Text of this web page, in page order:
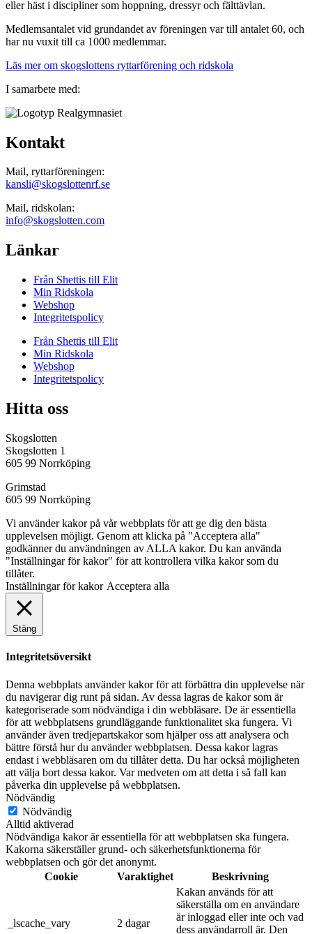
eller häst i discipliner som hoppning, dressyr och fälttävlan.
Medlemsantalet vid grundandet av föreningen var till antalet 60, och
har nu vuxit till ca 1000 medlemmar.
Läs mer om skogslottens ryttarförening och ridskola
I samarbete med:
Kontakt
Mail, ryttarföreningen:
kansli@skogslottenrf.se
Mail, ridskolan:
info@skogslotten.com
Länkar
Från Shettis till Elit
Min Ridskola
Webshop
Integritetspolicy
Från Shettis till Elit
Min Ridskola
Webshop
Integritetspolicy
Hitta oss
Skogslotten
Skogslotten 1
605 99 Norrköping
Grimstad
605 99 Norrköping
Vi använder kakor på vår webbplats för att ge dig den bästa
upplevelsen möjligt. Genom att klicka på "Acceptera alla"
godkänner du användningen av ALLA kakor. Du kan använda
"Inställningar för kakor" för att kontrollera vilka kakor som du
tillåter.
Inställningar för kakor Acceptera alla
Stäng
Integritetsöversikt
Denna webbplats använder kakor för att förbättra din upplevelse när
du navigerar dig runt på sidan. Av dessa lagras de kakor som är
kategoriserade som nödvändiga i din webbläsare. De är essentiella
för att webbplatsens grundläggande funktionalitet ska fungera. Vi
använder även tredjepartskakor som hjälper oss att analysera och
bättre förstå hur du använder webbplatsen. Dessa kakor lagras
endast i webbläsaren om du tillåter detta. Du har också möjligheten
att välja bort dessa kakor. Var medveten om att detta i så fall kan
påverka din upplevelse på webbplatsen.
Nödvändig
Nödvändig
Alltid aktiverad
Nödvändiga kakor är essentiella för att webbplatsen ska fungera.
Kakorna säkerställer grund- och säkerhetsfunktionerna för
webbplatsen och gör det anonymt.
Cookie
Varaktighet Beskrivning
_lscache_vary 2 dagar
Kakan används för att
säkerställa om en användare
är inloggad eller inte och vad
dess användarroll är. Den